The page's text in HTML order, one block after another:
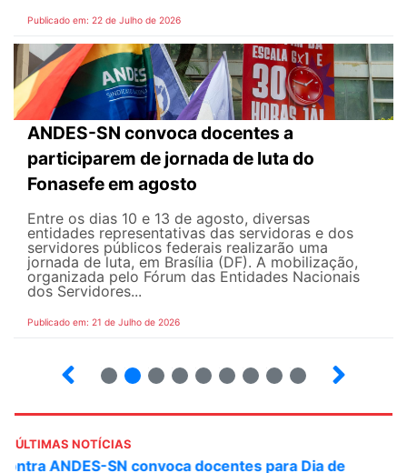
Publicado em: 22 de Julho de 2026
ANDES-SN convoca docentes a
participarem de jornada de luta do
Fonasefe em agosto
Entre os dias 10 e 13 de agosto, diversas
entidades representativas das servidoras e dos
servidores públicos federais realizarão uma
jornada de luta, em Brasília (DF). A mobilização,
organizada pelo Fórum das Entidades Nacionais
dos Servidores...
Publicado em: 21 de Julho de 2026
ÚLTIMAS NOTÍCIAS
ANDES-SN convoca docentes para Dia de